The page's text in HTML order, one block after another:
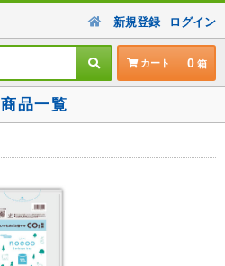
新規登録 ログイン
カート 0
商品一覧